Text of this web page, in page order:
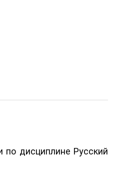
по дисциплине Русский